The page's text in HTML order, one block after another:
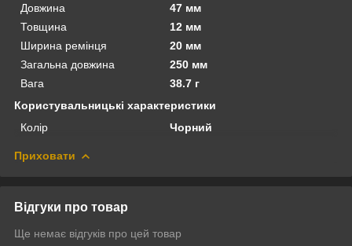
Довжина
47 мм
Товщина
12 мм
Ширина ремінця
20 мм
Загальна довжина
250 мм
Вага
38.7 г
Користувальницькі характеристики
Колір
Чорний
Приховати
Відгуки про товар
Ще немає відгуків про цей товар